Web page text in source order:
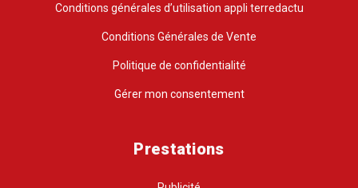
Conditions générales d’utilisation appli terredactu
Conditions Générales de Vente
Politique de confidentialité
Gérer mon consentement
Prestations